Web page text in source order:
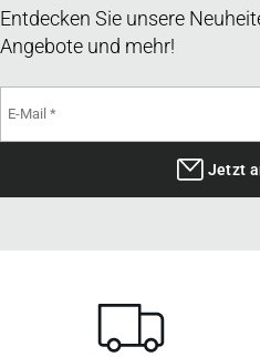
Entdecken Sie unsere
Angebote und mehr!
Jetzt